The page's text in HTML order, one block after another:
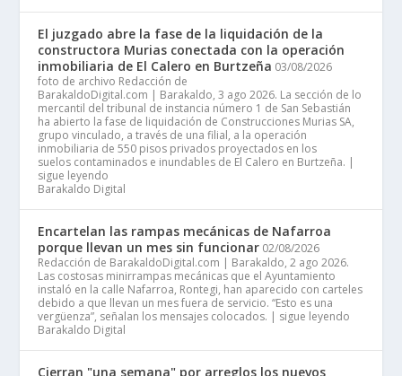
El juzgado abre la fase de la liquidación de la
constructora Murias conectada con la operación
inmobiliaria de El Calero en Burtzeña 03/08/2026
foto de archivo Redacción de
BarakaldoDigital.com | Barakaldo, 3 ago 2026. La sección de lo
mercantil del tribunal de instancia número 1 de San Sebastián
ha abierto la fase de liquidación de Construcciones Murias SA,
grupo vinculado, a través de una filial, a la operación
inmobiliaria de 550 pisos privados proyectados en los
suelos contaminados e inundables de El Calero en Burtzeña. |
sigue leyendo
Barakaldo Digital
Encartelan las rampas mecánicas de Nafarroa
porque llevan un mes sin funcionar 02/08/2026
Redacción de BarakaldoDigital.com | Barakaldo, 2 ago 2026.
Las costosas minirrampas mecánicas que el Ayuntamiento
instaló en la calle Nafarroa, Rontegi, han aparecido con carteles
debido a que llevan un mes fuera de servicio. “Esto es una
vergüenza”, señalan los mensajes colocados. | sigue leyendo
Barakaldo Digital
Cierran "una semana" por arreglos los nuevos